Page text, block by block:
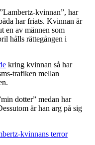
kvinnan”, har
har friats. Kvinnan är
en av männen som
hålls rättegången i
kring kvinnan så har
trafiken mellan
dotter” medan har
är han arg på sig
kvinnans terror